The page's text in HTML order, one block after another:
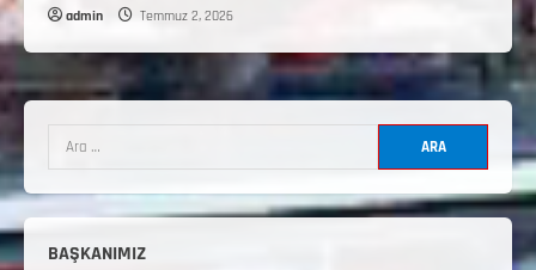
admin Temmuz 2, 2026
BAŞKANIMIZ
3. KADEME GÜREŞ ANTRENÖRLÜĞÜ